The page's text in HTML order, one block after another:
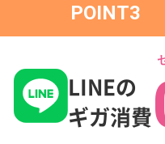
POINT3
LINEの
ギガ消費